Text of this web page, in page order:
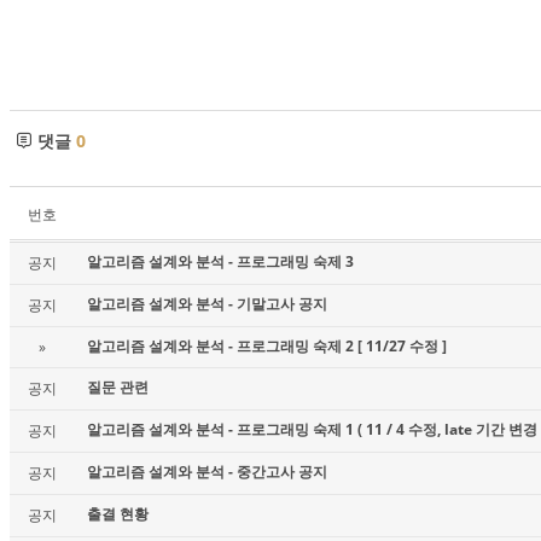
댓글 0
번호
공지 알고리즘 설계와 분석 - 프로그래밍 숙제 3
공지 알고리즘 설계와 분석 - 기말고사 공지
» 알고리즘 설계와 분석 - 프로그래밍 숙제 2 [ 11/27 수정 ]
공지 질문 관련
공지 알고리즘 설계와 분석 - 프로그래밍 숙제 1 ( 11 / 4 수정, late 기간 변경
공지 알고리즘 설계와 분석 - 중간고사 공지
공지 출결 현황